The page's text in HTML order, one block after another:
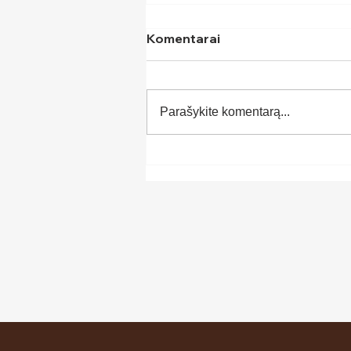
Komentarai
Parašykite komentarą...